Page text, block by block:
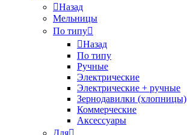
Назад
Мельницы
По типу
Назад
По типу
Ручные
Электрические
Электрические + ручные
Зернодавилки (хлопницы)
Коммерческие
Аксессуары
Для